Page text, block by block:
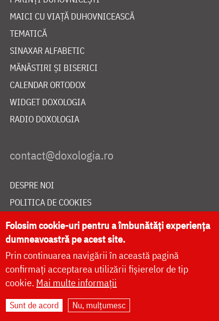
MAICI CU VIAȚĂ DUHOVNICEASCĂ
TEMATICĂ
SINAXAR ALFABETIC
MĂNĂSTIRI ȘI BISERICI
CALENDAR ORTODOX
WIDGET DOXOLOGIA
RADIO DOXOLOGIA
DESPRE NOI
POLITICA DE COOKIES
DONEAZĂ ONLINE PENTRU CATEDRALA NAȚIONALĂ
LIVE
Site dezvoltat deDOXOLOGIA MEDIA
Arhiepiscopia Iașilor | ©
Folosim cookie-uri pentru a îmbunătăți experiența
dumneavoastră pe acest site.
Prin continuarea navigării în această pagină
confirmați acceptarea utilizării fișierelor de tip
cookie. Mai multe informații
Sunt de acord Nu, mulțumesc